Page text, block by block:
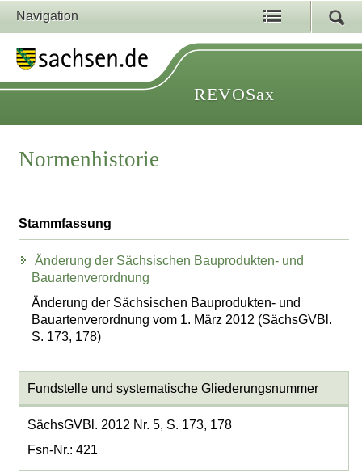
Navigation
REVOSax
Normenhistorie
Stammfassung
Änderung der Sächsischen Bauprodukten- und
Bauartenverordnung
Änderung der Sächsischen Bauprodukten- und
Bauartenverordnung vom 1. März 2012 (SächsGVBl.
S. 173, 178)
Fundstelle und systematische Gliederungsnummer
SächsGVBl. 2012 Nr. 5, S. 173, 178
Fsn-Nr.: 421